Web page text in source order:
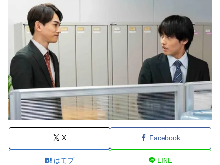
X Facebook
はてブ LINE